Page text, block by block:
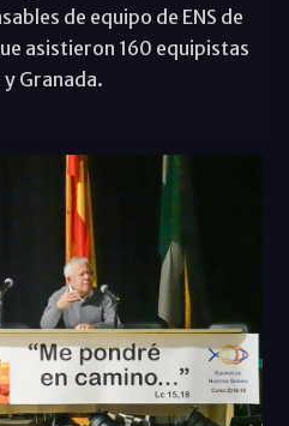
de equipo de ENS de
asistieron 160 equipistas
Granada.